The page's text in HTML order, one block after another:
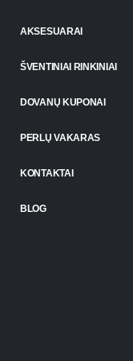
AKSESUARAI
ŠVENTINIAI RINKINIAI
DOVANŲ KUPONAI
PERLŲ VAKARAS
KONTAKTAI
BLOG